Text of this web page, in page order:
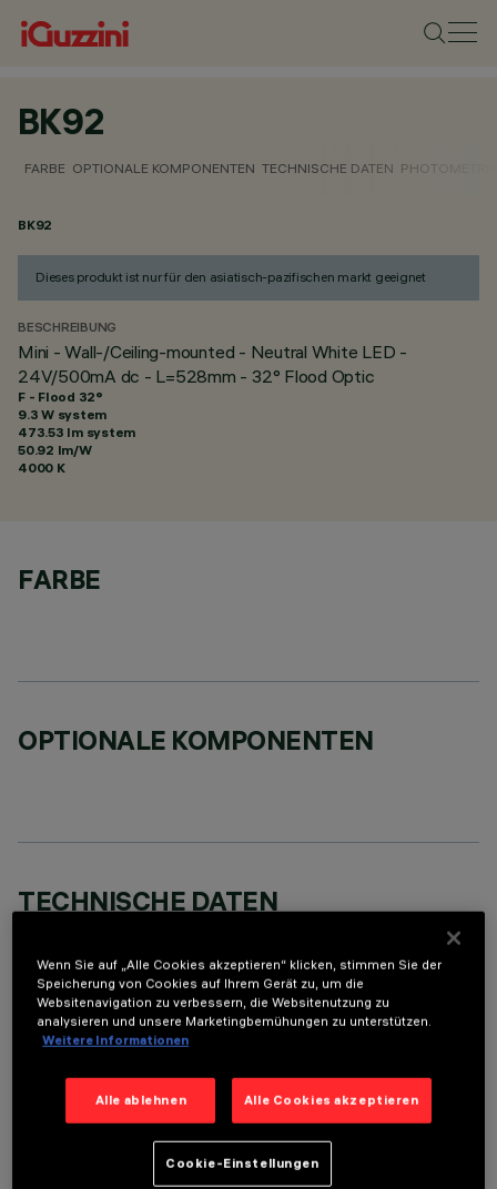
BK92
FARBE OPTIONALE KOMPONENTEN TECHNISCHE DATEN
BK92
Dieses produkt ist nur für den asiatisch-pazifischen markt geeignet
BESCHREIBUNG
Mini - Wall-/Ceiling-mounted - Neutral White LED -
24V/500mA dc - L=528mm - 32° Flood Optic
F - Flood 32°
9.3 W system
473.53 lm system
50.92 lm/W
4000 K
FARBE
OPTIONALE KOMPONENTEN
TECHNISCHE DATEN
BESCHREIBUNG
Direct light luminaire, designed to use monochrome LED
supports for installation (to be ordered separately). Extruded
aluminium body, with zamak die-cast end caps complete with
silicone gaskets. Coated with liquid acrylic paint with a high
level of weather and UV ray resistance. The top of the
optical assembly is closed by a 3 mm thick transparent glass
Wenn Sie auf „Alle Cookies akzeptieren“ klicken, stimmen Sie der
Speicherung von Cookies auf Ihrem Gerät zu, um die
Websitenavigation zu verbessern, die Websitenutzung zu
analysieren und unsere Marketingbemühungen zu unterstützen.
Weitere Informationen
Alle ablehnen Alle Cookies akzeptieren
Cookie-Einstellungen